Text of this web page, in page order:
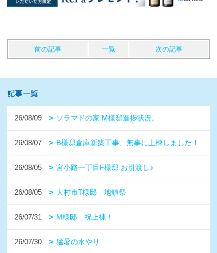
前の記事 一覧 次の記事
記事一覧
26/08/09 ソラマドの家 M様邸進捗状況。
26/08/07 B様邸倉庫新築工事、無事に上棟しました！
26/08/05 宮小路一丁目F様邸 お引渡し♪
26/08/05 大村市T様邸 地鎮祭
26/07/31 M様邸 祝上棟！
26/07/30 猛暑の水やり